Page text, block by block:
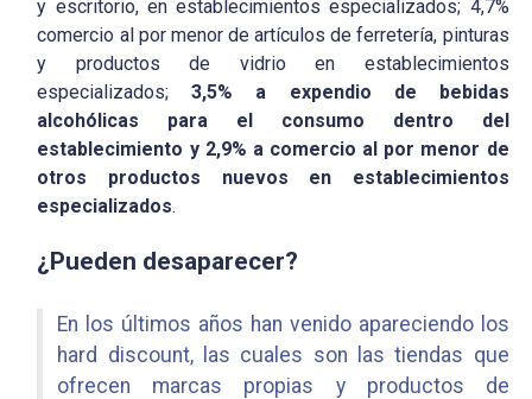
y escritorio, en establecimientos especializados; 4,7%
comercio al por menor de artículos de ferretería, pinturas
y productos de vidrio en establecimientos
especializados;3,5% a expendio de bebidas
alcohólicas para el consumo dentro del
establecimiento y 2,9% a comercio al por menor de
otros productos nuevos en establecimientos
especializados.
¿Pueden desaparecer?
En los últimos años han venido apareciendo los
hard discount, las cuales son las tiendas que
ofrecen marcas propias y productos de